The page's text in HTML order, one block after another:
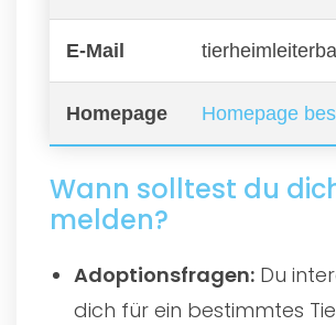
E-Mail
Homepage Homepage
Wann solltest du
melden?
Adoptionsfragen: Du
dich für ein bestimmtes